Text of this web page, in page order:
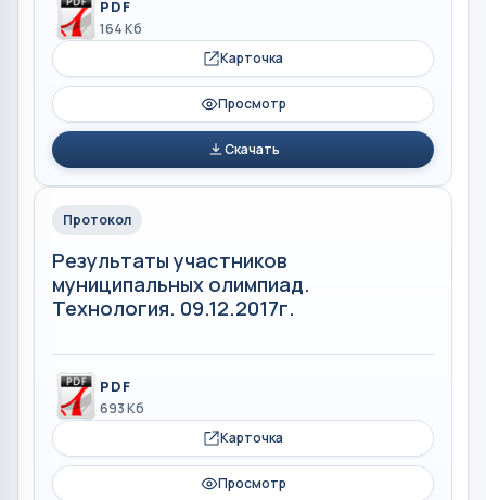
PDF
164 Кб
Карточка
Просмотр
Скачать
Протокол
Результаты участников
муниципальных олимпиад.
Технология. 09.12.2017г.
PDF
693 Кб
Карточка
Просмотр